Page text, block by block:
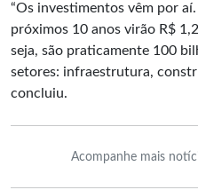
“Os investimentos vêm por
próximos 10 anos virão R$
seja, são praticamente 100
setores: infraestrutura,
concluiu.
Acompanhe mais